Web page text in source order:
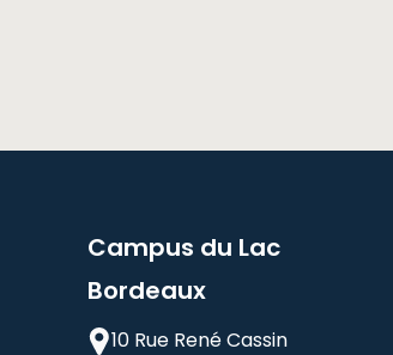
Campus du Lac
Bordeaux
10 Rue René Cassin